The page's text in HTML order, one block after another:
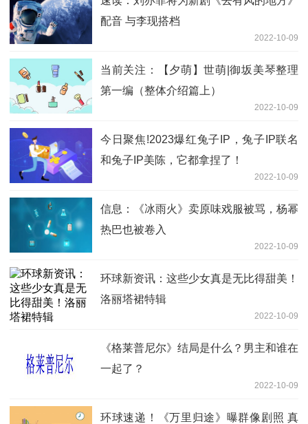
配音 与李现搭档
2022-10-09
当前关注：【夕萌】世萌|御坂美琴整理
第一编（整体介绍篇上）
2022-10-09
今日聚焦!2023爆红兔子IP，兔子IP联名
和兔子IP美陈，它都拿捏了！
2022-10-09
信息：《冰雨火》卖原味戏服被骂，杨幂
热巴也被卷入
2022-10-09
环球新资讯：这些少女真是无比得甜美！
洛丽塔裙特辑
2022-10-09
《格莱普尼尔》结局是什么？男主和谁在
一起了？
2022-10-09
环球速递！《万里归途》曝群像剧照 真